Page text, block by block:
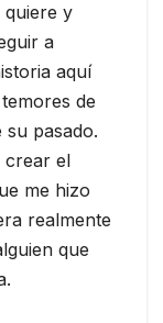
quiere y
a
aquí
de
pasado.
crear el
me hizo
realmente
que